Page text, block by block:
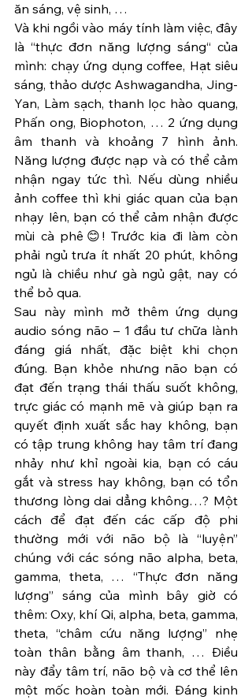
ăn sáng, vệ sinh, …
Và khi ngồi vào máy tính làm việc, đây
là “thực đơn năng lượng sáng“ của
mình: chạy ứng dụng coffee, Hạt siêu
sáng, thảo dược Ashwagandha, Jing-
Yan, Làm sạch, thanh lọc hào quang,
Phấn ong, Biophoton, … 2 ứng dụng
âm thanh và khoảng 7 hình ảnh.
Năng lượng được nạp và có thể cảm
nhận ngay tức thì. Nếu dùng nhiều
ảnh coffee thì khi giác quan của bạn
nhạy lên, bạn có thể cảm nhận được
mùi cà phê😊! Trước kia đi làm còn
phải ngủ trưa ít nhất 20 phút, không
ngủ là chiều như gà ngủ gật, nay có
thể bỏ qua.
Sau này mình mở thêm ứng dụng
audio sóng não – 1 đầu tư chữa lành
đáng giá nhất, đặc biệt khi chọn
đúng. Bạn khỏe nhưng não bạn có
đạt đến trạng thái thấu suốt không,
trực giác có mạnh mẽ và giúp bạn ra
quyết định xuất sắc hay không, bạn
có tập trung không hay tâm trí đang
nhảy như khỉ ngoài kia, bạn có cáu
gắt và stress hay không, bạn có tổn
thương lòng dai dẳng không…? Một
cách để đạt đến các cấp độ phi
thường mới với não bộ là “luyện”
chúng với các sóng não alpha, beta,
gamma, theta, … “Thực đơn năng
lượng” sáng của mình bây giờ có
thêm: Oxy, khí Qi, alpha, beta, gamma,
theta, “châm cứu năng lượng” nhẹ
toàn thân bằng âm thanh, … Điều
này đẩy tâm trí, não bộ và cơ thể lên
một mốc hoàn toàn mới. Đáng kinh